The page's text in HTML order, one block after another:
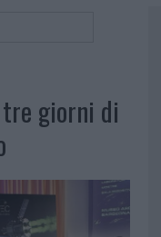
tre giorni di